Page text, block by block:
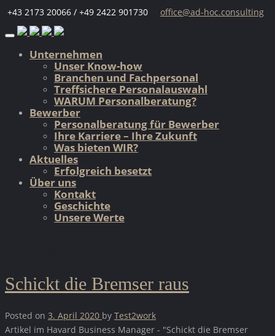
+43 2173 20066 / +49 2422 901730
office@ad-hoc.consulting
Skip
contentUnternehmen
Unser Know-how
Branchen und Fachpersonal
Treffsichere Personalauswahl
WARUM Personalberatung?
Bewerber
Personalberatung für Bewerber
Ihre Karriere – Ihre Zukunft
Was bieten WIR?
Aktuelles
Erfolgreich besetzt
Über uns
Kontakt
Geschichte
Unsere Werte
Schickt die Bremser raus
Posted on 3. April 2020 by Test2work
Artikel im Havard Business Manager - "Schickt die Bremser